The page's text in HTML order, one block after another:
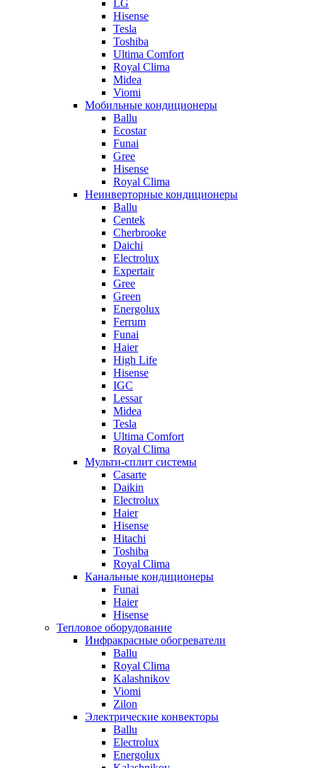
LG
Hisense
Tesla
Toshiba
Ultima Comfort
Royal Clima
Midea
Viomi
Мобильные кондиционеры
Ballu
Ecostar
Funai
Gree
Hisense
Royal Clima
Неинверторные кондиционеры
Ballu
Centek
Cherbrooke
Daichi
Electrolux
Expertair
Gree
Green
Energolux
Ferrum
Funai
Haier
High Life
Hisense
IGC
Lessar
Midea
Tesla
Ultima Comfort
Royal Clima
Мульти-сплит системы
Casarte
Daikin
Electrolux
Haier
Hisense
Hitachi
Toshiba
Royal Clima
Канальные кондиционеры
Funai
Haier
Hisense
Тепловое оборудование
Инфракрасные обогреватели
Ballu
Royal Clima
Kalashnikov
Viomi
Zilon
Электрические конвекторы
Ballu
Electrolux
Energolux